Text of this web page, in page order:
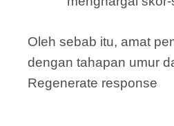
Oleh sebab itu, amat
dengan tahapan umur
Regenerate response